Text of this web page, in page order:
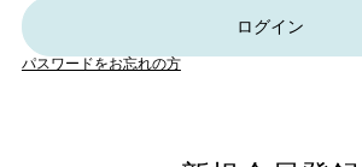
ログイン
パスワードをお忘れの方